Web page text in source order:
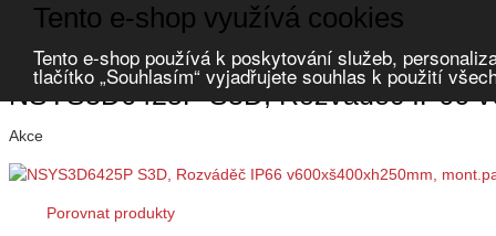
Tento e-shop využívá cookies
Tento e-shop používá k poskytování služeb,
tlačítko „Souhlasím“ vyjadřujete souhlas k použití
Přihlásit uživatele
Úvod Rozváděče a skříně rozváděče průmyslové oceloplechové
NSYS3D6425P S3D, Rozváděč IP66
Akce
Porovnat produkty